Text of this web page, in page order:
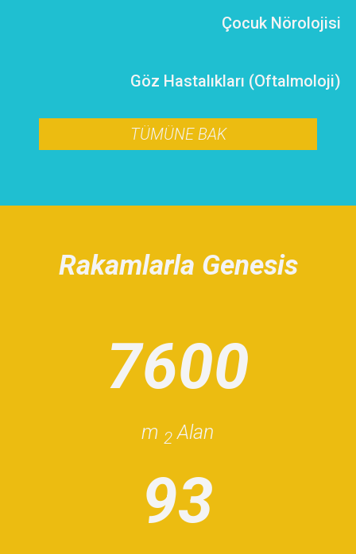
Çocuk Nörolojisi
Göz Hastalıkları (Oftalmoloji)
TÜMÜNE BAK
Rakamlarla Genesis
7600
m 2 Alan
93